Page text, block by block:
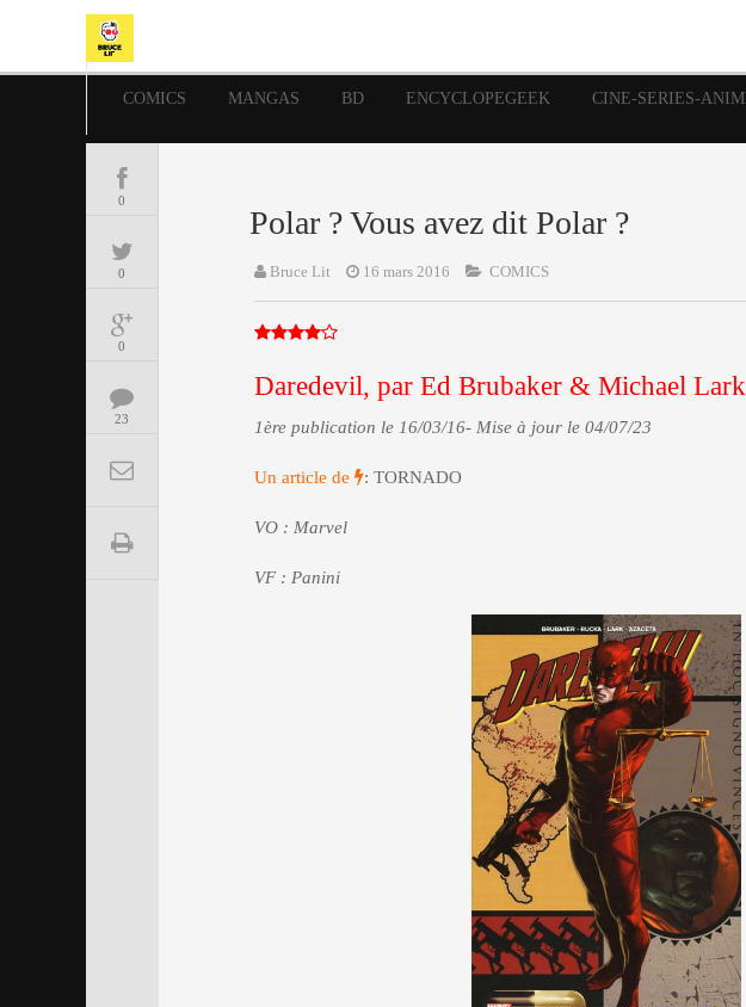
COMICS MANGAS BD ENCYCLOPEGEEK CINE-SERIES-
0
0
0
23
Polar ? Vous avez dit Polar ?
Bruce Lit 16 mars 2016 COMICS
Daredevil, par Ed Brubaker & Michael Lark
1ère publication le 16/03/16- Mise à jour le 04/07/23
Un article de : TORNADO
VO : Marvel
VF : Panini